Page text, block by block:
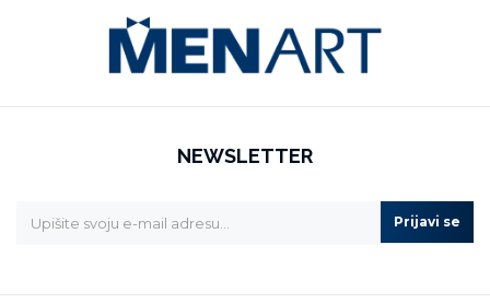
NEWSLETTER
Prijavi se